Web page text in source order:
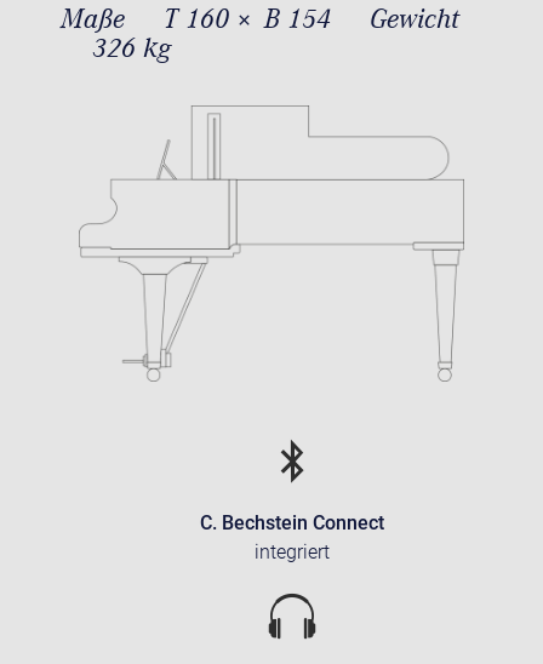
Maße T 160 × B 154
Gewicht
326 kg
C. Bechstein Connect
integriert